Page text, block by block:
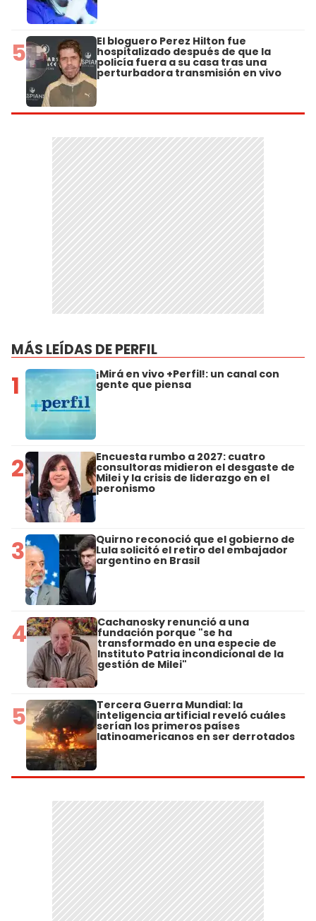
5 El bloguero Perez Hilton fue
hospitalizado después de que la
policía fuera a su casa tras una
perturbadora transmisión en vivo
MÁS LEÍDAS DE PERFIL
1 ¡Mirá en vivo +Perfil!: un canal con
gente que piensa
2 Encuesta rumbo a 2027: cuatro
consultoras midieron el desgaste de
Milei y la crisis de liderazgo en el
peronismo
3 Quirno reconoció que el gobierno de
Lula solicitó el retiro del embajador
argentino en Brasil
4 Cachanosky renunció a una
fundación porque "se ha
transformado en una especie de
Instituto Patria incondicional de la
gestión de Milei"
5 Tercera Guerra Mundial: la
inteligencia artificial reveló cuáles
serían los primeros países
latinoamericanos en ser derrotados